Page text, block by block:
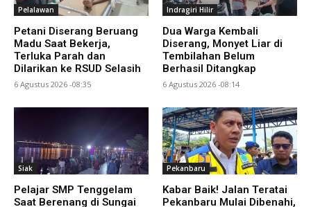
Pelalawan
Petani Diserang Beruang
Madu Saat Bekerja,
Terluka Parah dan
Dilarikan ke RSUD Selasih
6 Agustus 2026 -08:35
Indragiri Hilir
Dua Warga Kembali
Diserang, Monyet Liar di
Tembilahan Belum
Berhasil Ditangkap
6 Agustus 2026 -08:14
Siak
Pelajar SMP Tenggelam
Saat Berenang di Sungai
Pekanbaru
Kabar Baik! Jalan Teratai
Pekanbaru Mulai Dibenahi,